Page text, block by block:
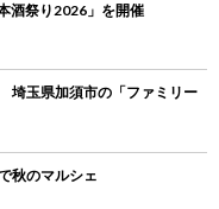
酒祭り2026」を開催
埼玉県加須市の「ファミリー
秋のマルシェ